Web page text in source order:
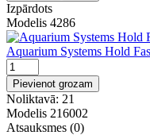
Izpārdots
Modelis 4286
Aquarium Systems Hold
Pievienot grozam
Noliktavā: 21
Modelis 216002
Atsauksmes (0)